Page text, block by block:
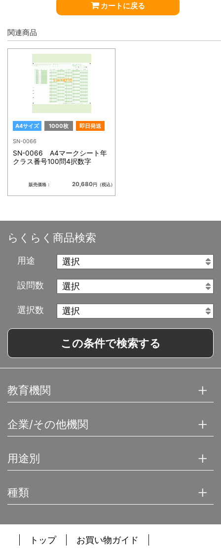
カートに戻る
関連商品
A4サイズ 1000枚 即日発送
SN-0066
SN-0066 A4マークシート年
クラス番号100問4択数字
販売価格： 20,680円（税込）
らくらく商品検索
用途
設問数
選択数
この条件で検索する
教育機関
企業/その他機関
用途別
種類
トップ お買い物ガイド